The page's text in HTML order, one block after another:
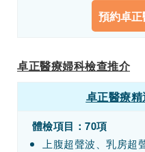
預約卓
卓正醫療婦科檢查推介
卓正醫療
體檢項目：70項
上腹超聲波、乳房超